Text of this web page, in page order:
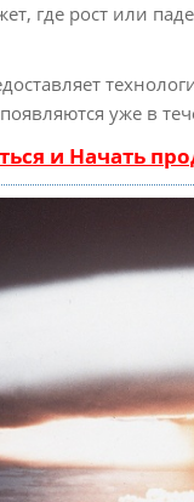
где рост или
уже в
и Начать